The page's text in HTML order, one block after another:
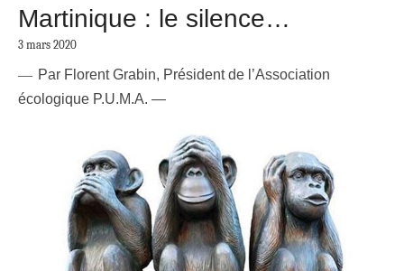
Martinique : le silence…
3 mars 2020
— Par Florent Grabin, Président de l’Association
écologique P.U.M.A. —